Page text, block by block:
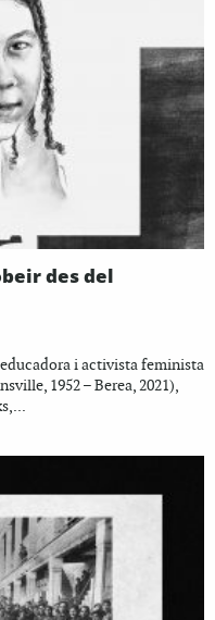
des del
i activista feminista
1952 – Berea, 2021),